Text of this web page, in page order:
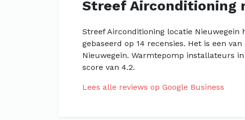
Streef Airconditioning
Streef Airconditioning locatie Nieuwegein
gebaseerd op 14 recensies. Het is een
Nieuwegein. Warmtepomp installateurs
score van 4.2.
Lees alle reviews op Google Business